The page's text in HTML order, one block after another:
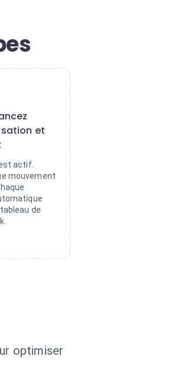
et
actif.
mouvement
de
optimiser